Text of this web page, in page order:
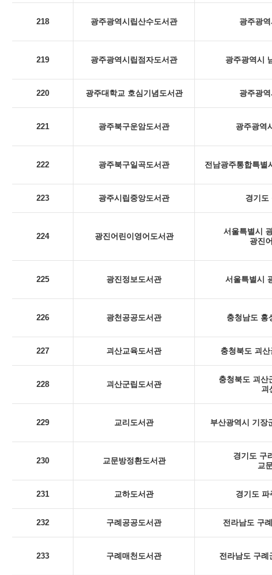
218 광주광역시립산수도서관 광주광
219 광주광역시립점자도서관 광주광역시
220 광주대학교 호심기념도서관 광주광
221 광주북구운암도서관 광주광역
222 광주북구일곡도서관 전남광주통합특별
223 광주시립중앙도서관 경기도
224 광진어린이영어도서관
서울특별시
광진
225 광진정보도서관 서울특별시
226 광천공공도서관 충청남도 홍
227 괴산교육도서관 충청북도 괴
228 괴산군립도서관
충청북도 괴산
괴
229 교리도서관 부산광역시 기장
230 교문방정환도서관
경기도 구
교
231 교하도서관 경기도 파
232 구례공공도서관 전라남도 구
233 구례매천도서관 전라남도 구례